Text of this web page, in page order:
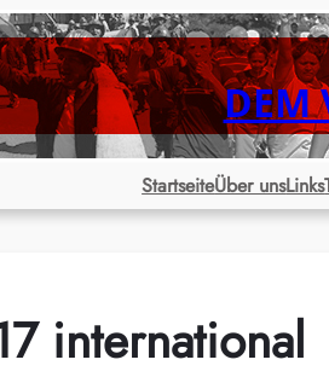
DEM
StartseiteÜber unsLinks
international